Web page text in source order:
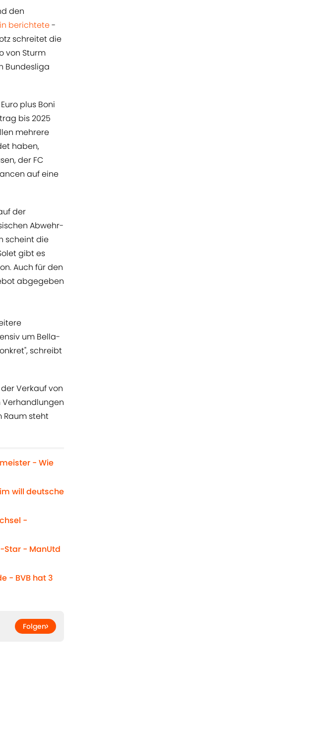
den
berichtete-
schreitet die
von Sturm
Bundesliga
plus Boni
bis 2025
mehrere
haben,
der FC
auf eine
der
Abwehr-
scheint die
gibt es
Auch für den
abgegeben
um Bella-
schreibt
Verkauf von
Verhandlungen
Raum steht
- Wie
will deutsche
-
Star - ManUtd
- BVB hat 3
Folgen